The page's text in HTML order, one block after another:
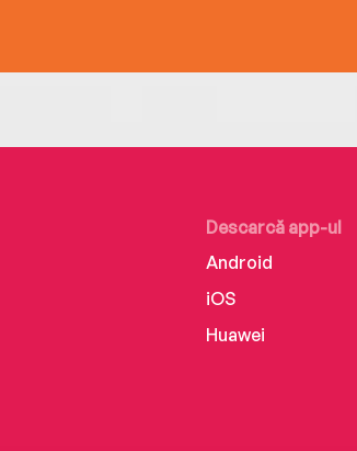
Descarcă app-ul
Android
iOS
Huawei